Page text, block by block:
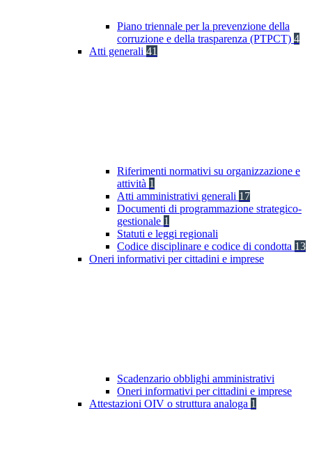
Piano triennale per la prevenzione della
corruzione e della trasparenza (PTPCT) 4
Atti generali 41
Riferimenti normativi su organizzazione e
attività 1
Atti amministrativi generali 17
Documenti di programmazione strategico-
gestionale 1
Statuti e leggi regionali
Codice disciplinare e codice di condotta 13
Oneri informativi per cittadini e imprese
Scadenzario obblighi amministrativi
Oneri informativi per cittadini e imprese
Attestazioni OIV o struttura analoga 1